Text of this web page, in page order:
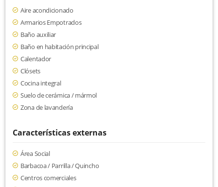
Aire acondicionado
Armarios Empotrados
Baño auxiliar
Baño en habitación principal
Calentador
Clósets
Cocina integral
Suelo de cerámica / mármol
Zona de lavandería
Características externas
Área Social
Barbacoa / Parrilla / Quincho
Centros comerciales